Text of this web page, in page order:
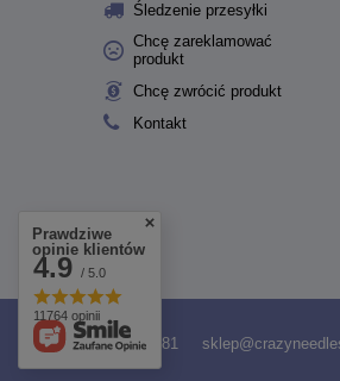
Śledzenie przesyłki
Chcę zareklamować
produkt
Chcę zwrócić produkt
Kontakt
531958481
Prawdziwe
opinie klientów
4.9 / 5.0
11764 opinii